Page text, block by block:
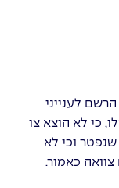
לענייני
כי לא הוצא צו
שנפטר וכי לא
כאמור.